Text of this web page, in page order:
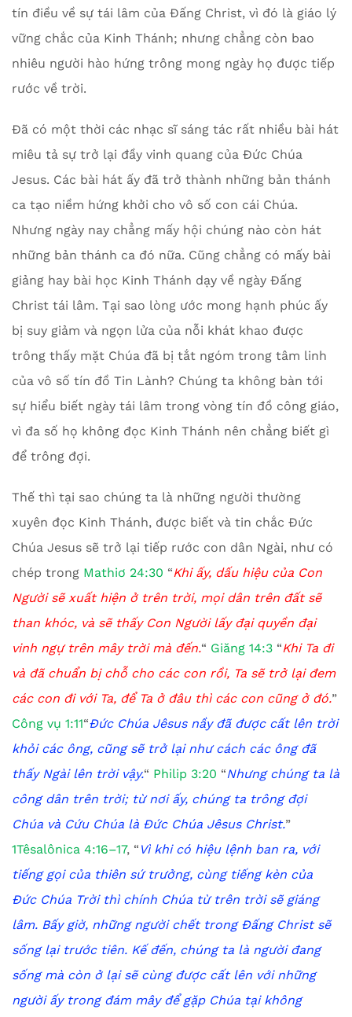
tín điều về sự tái lâm của Đấng Christ, vì đó là giáo lý
vững chắc của Kinh Thánh; nhưng chẳng còn bao
nhiêu người hào hứng trông mong ngày họ được tiếp
rước về trời.
Đã có một thời các nhạc sĩ sáng tác rất nhiều bài hát
miêu tả sự trở lại đầy vinh quang của Đức Chúa
Jesus. Các bài hát ấy đã trở thành những bản thánh
ca tạo niềm hứng khởi cho vô số con cái Chúa.
Nhưng ngày nay chẳng mấy hội chúng nào còn hát
những bản thánh ca đó nữa. Cũng chẳng có mấy bài
giảng hay bài học Kinh Thánh dạy về ngày Đấng
Christ tái lâm. Tại sao lòng ước mong hạnh phúc ấy
bị suy giảm và ngọn lửa của nỗi khát khao được
trông thấy mặt Chúa đã bị tắt ngóm trong tâm linh
của vô số tín đồ Tin Lành? Chúng ta không bàn tới
sự hiểu biết ngày tái lâm trong vòng tín đồ công giáo,
vì đa số họ không đọc Kinh Thánh nên chẳng biết gì
để trông đợi.
Thế thì tại sao chúng ta là những người thường
xuyên đọc Kinh Thánh, được biết và tin chắc Đức
Chúa Jesus sẽ trở lại tiếp rước con dân Ngài, như có
chép trong Mathiơ 24:30 “Khi ấy, dấu hiệu của Con
Người sẽ xuất hiện ở trên trời, mọi dân trên đất sẽ
than khóc, và sẽ thấy Con Người lấy đại quyền đại
vinh ngự trên mây trời mà đến.“ Giăng 14:3 “Khi Ta đi
và đã chuẩn bị chỗ cho các con rồi, Ta sẽ trở lại đem
các con đi với Ta, để Ta ở đâu thì các con cũng ở đó.”
Công vụ 1:11“Đức Chúa Jêsus nầy đã được cất lên trời
khỏi các ông, cũng sẽ trở lại như cách các ông đã
thấy Ngài lên trời vậy.“ Philip 3:20 “Nhưng chúng ta là
công dân trên trời; từ nơi ấy, chúng ta trông đợi
Chúa và Cứu Chúa là Đức Chúa Jêsus Christ.”
1Têsalônica 4:16–17, “ Vì khi có hiệu lệnh ban ra, với
tiếng gọi của thiên sứ trưởng, cùng tiếng kèn của
Đức Chúa Trời thì chính Chúa từ trên trời sẽ giáng
lâm. Bấy giờ, những người chết trong Đấng Christ sẽ
sống lại trước tiên. Kế đến, chúng ta là người đang
sống mà còn ở lại sẽ cùng được cất lên với những
người ấy trong đám mây để gặp Chúa tại không